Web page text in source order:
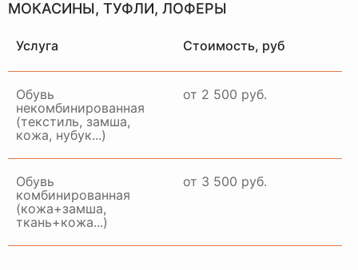
МОКАСИНЫ, ТУФЛИ, ЛОФЕРЫ
Услуга Стоимость, руб
Обувь
некомбинированная
(текстиль, замша,
кожа, нубук...)
от 2 500 руб.
Обувь
комбинированная
(кожа+замша,
ткань+кожа...)
от 3 500 руб.